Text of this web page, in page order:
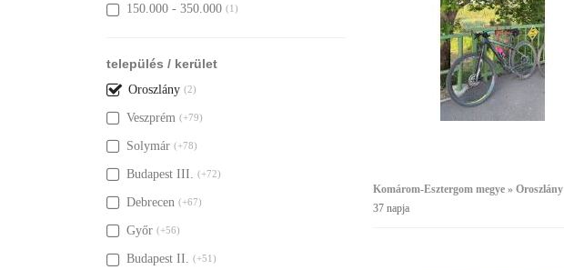
150.000 - 350.000 (1)
település / kerület
Oroszlány (2)
Veszprém (+79)
Solymár (+78)
Budapest III. (+72)
Debrecen (+67)
Győr (+56)
Budapest II. (+51)
Komárom-Esztergom megye » Oroszlány
37 napja